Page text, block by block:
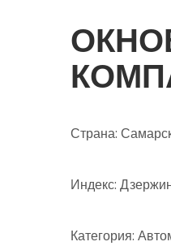
Страна:
Индекс:
Категория: